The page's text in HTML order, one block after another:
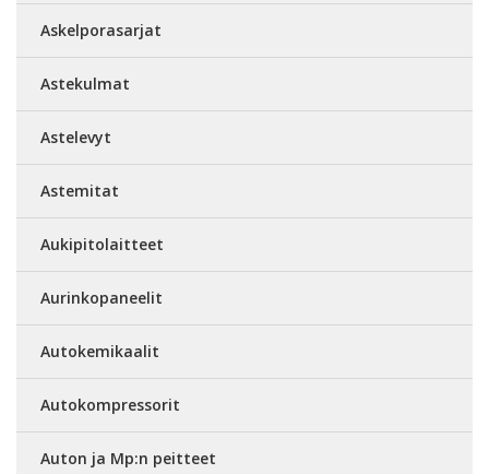
Askelporasarjat
Astekulmat
Astelevyt
Astemitat
Aukipitolaitteet
Aurinkopaneelit
Autokemikaalit
Autokompressorit
Auton ja Mp:n peitteet